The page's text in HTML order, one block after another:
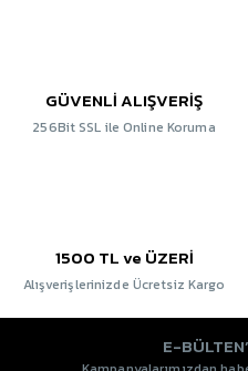
GÜVENLİ ALIŞVERİŞ
256Bit SSL ile Online Koruma
1500 TL ve ÜZERİ
Alışverişlerinizde Ücretsiz Kargo
E-